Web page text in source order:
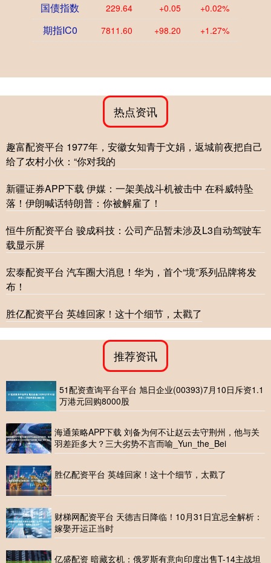
国债指数 229.64 +0.05 +0.02%
期指IC0 7811.60 +98.20 +1.27%
热点资讯
趣富配资平台 1977年，安徽女知青于文娟，返城前夜把自己
给了农村小伙：“你对我的
新疆证券APP下载 伊媒：一架美战斗机被击中 在科威特坠
落！伊朗喊话特朗普：你被解雇了！
恒牛所配资平台 骏成科技：公司产品暂未涉及L3自动驾驶车
载显示屏
宏泰配资平台 汽车圈大消息！华为，首个“境”系列品牌将发
布！
胜亿配资平台 英雄回家！这十个细节，太戳了
推荐资讯
51配资查询平台平台 旭日企业(00393)7月10日斥资1.1
万港元回购8000股
海通策略APP下载 刘备为何不让赵云去守荆州，他与关
羽差距多大？三大劣势不言而喻_Yun_the_Bei
胜亿配资平台 英雄回家！这十个细节，太戳了
财梯网配资平台 天德吉日降临！10月31日宜忌全解析：
嫁娶开运正当时
亿盛配资 暗藏玄机：俄罗斯有意向印度出售T-14主战坦